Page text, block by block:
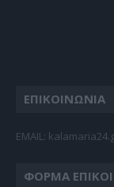
ΕΠΙΚΟΙΝΩΝΙΑ
EMAIL:
ΦΌΡΜΑ